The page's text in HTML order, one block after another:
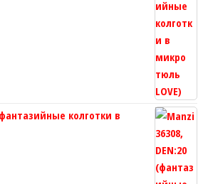
колготки в